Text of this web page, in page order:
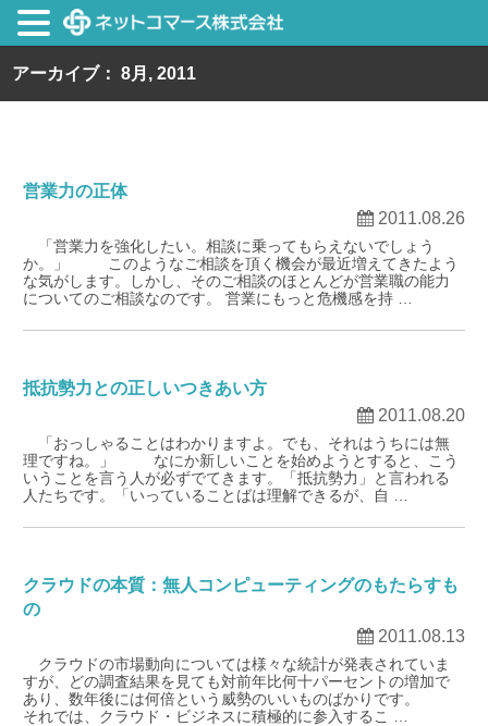
アーカイブ： 8月, 2011
営業力の正体
2011.08.26
「営業力を強化したい。相談に乗ってもらえないでしょう
か。」 このようなご相談を頂く機会が最近増えてきたよう
な気がします。しかし、そのご相談のほとんどが営業職の能力
についてのご相談なのです。 営業にもっと危機感を持 …
抵抗勢力との正しいつきあい方
2011.08.20
「おっしゃることはわかりますよ。でも、それはうちには無
理ですね。」 なにか新しいことを始めようとすると、こう
いうことを言う人が必ずでてきます。「抵抗勢力」と言われる
人たちです。「いっていることばは理解できるが、自 …
クラウドの本質：無人コンピューティングのもたらすも
の
2011.08.13
クラウドの市場動向については様々な統計が発表されていま
すが、どの調査結果を見ても対前年比何十パーセントの増加で
あり、数年後には何倍という威勢のいいものばかりです。
それでは、クラウド・ビジネスに積極的に参入するこ …